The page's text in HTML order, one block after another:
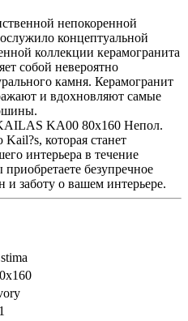
непокоренной
концептуальной
коллекции керамогранита
собой невероятно
камня. Керамогранит
и вдохновляют самые
KA00 80x160 Непол.
которая станет
интерьера в течение
безупречное
и заботу о вашем интерьере.